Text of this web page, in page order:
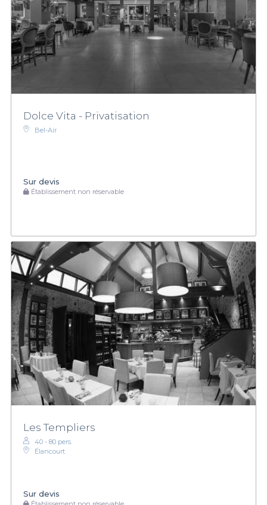
Dolce Vita - Privatisation
Bel-Air
Sur devis
Établissement non réservable
Les Templiers
40 - 80 pers.
Élancourt
Sur devis